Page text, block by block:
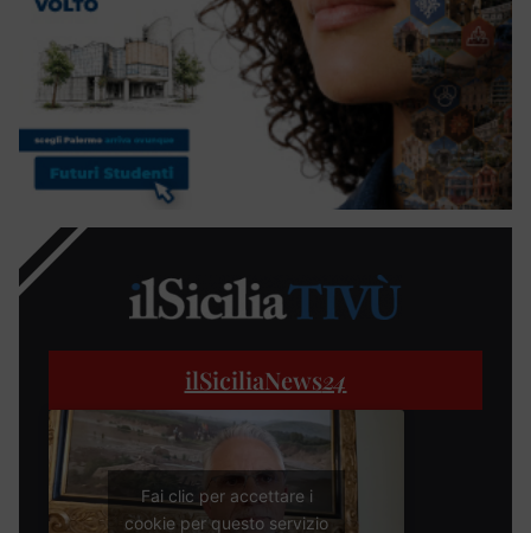
ilSiciliaNews24
Fai clic per accettare i
cookie per questo servizio